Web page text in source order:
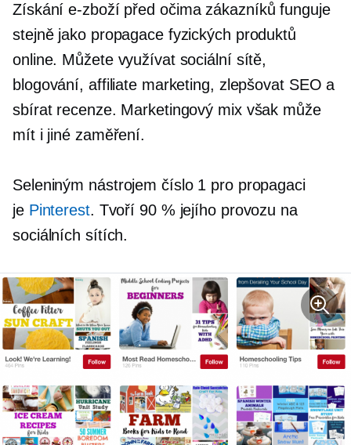
Získáníe-zbožípřed očima zákazníků funguje
stejně jako propagace fyzických produktů
online. Můžete využívat sociální sítě,
blogování, affiliate marketing, zlepšovat SEO a
sbírat recenze. Marketingový mix však může
mít i jiné zaměření.
Seleniným nástrojem číslo 1 pro propagaci
je Pinterest. Tvoří 90 % jejího provozu na
sociálních sítích.